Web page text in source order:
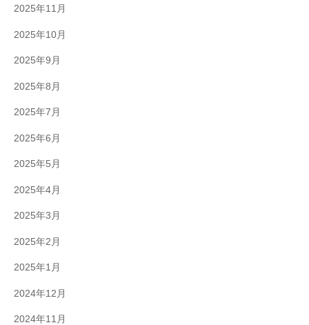
2025年11月
2025年10月
2025年9月
2025年8月
2025年7月
2025年6月
2025年5月
2025年4月
2025年3月
2025年2月
2025年1月
2024年12月
2024年11月